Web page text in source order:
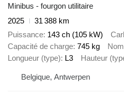
Minibus - fourgon utilitaire
2025
31 388 km
Puissance 143 ch (105 kW)
Capacité de charge 745 kg
Longueur (type) L3 Hauteur
Belgique, Antwerpen